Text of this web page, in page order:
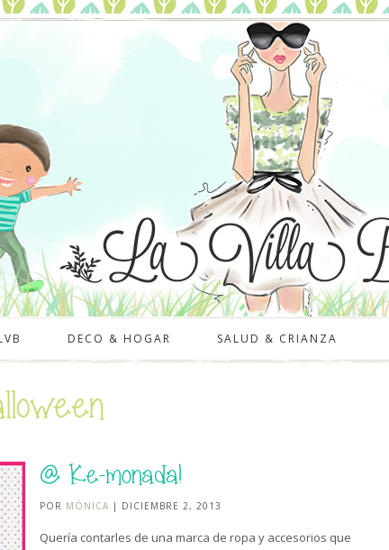
DECO & HOGAR SALUD & CRIANZA
@ Ke-monada!
POR MÓNICA | DICIEMBRE 2, 2013
Quería contarles de una marca de ropa y accesorios que